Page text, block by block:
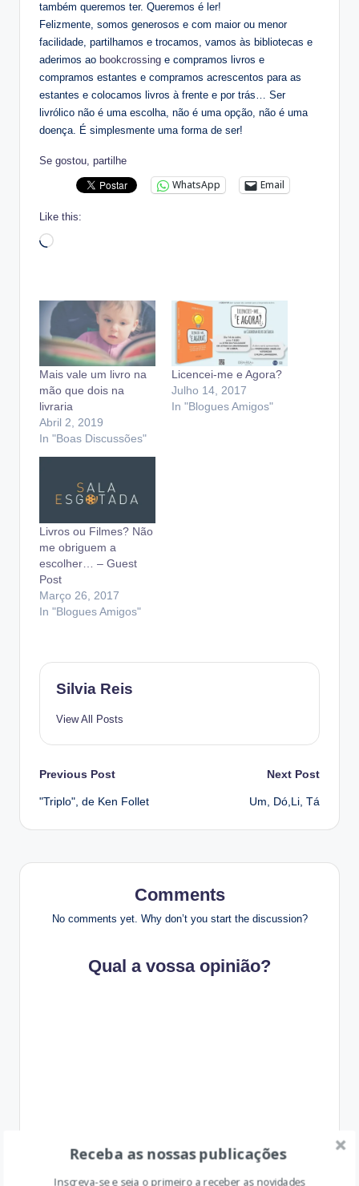
também queremos ter. Queremos é ler!
Felizmente, somos generosos e com maior ou menor
facilidade, partilhamos e trocamos, vamos às bibliotecas e
aderimos ao bookcrossing e compramos livros e
compramos estantes e compramos acrescentos para as
estantes e colocamos livros à frente e por trás… Ser
livrólico não é uma escolha, não é uma opção, não é uma
doença. É simplesmente uma forma de ser!
Se gostou, partilhe
WhatsApp Email
Like this:
Loading…
Mais vale um livro na
mão que dois na
livraria
Abril 2, 2019
In "Boas Discussões"
Licencei-me e Agora?
Julho 14, 2017
In "Blogues Amigos"
Livros ou Filmes? Não
me obriguem a
escolher… – Guest
Post
Março 26, 2017
In "Blogues Amigos"
Silvia Reis
View All Posts
Post
navigation
Previous Post
"Triplo", de Ken Follet
Next Post
Um, Dó,Li, Tá
Comments
No comments yet. Why don’t you start the discussion?
Qual a vossa opinião?
Receba as nossas publicações
Inscreva-se e seja o primeiro a receber as novidades